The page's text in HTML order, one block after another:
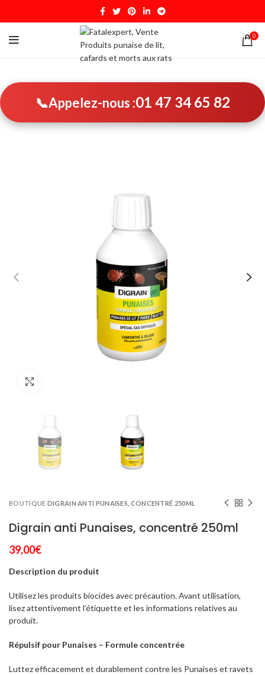
0
📞Appelez-nous :01 47 34 65 82
BOUTIQUE DIGRAIN ANTI PUNAISES, CONCENTRÉ 250ML
Digrain anti Punaises, concentré 250ml
39,00€
Description du produit
Utilisez les produits biocides avec précaution. Avant utilisation,
lisez attentivement l’étiquette et les informations relatives au
produit.
Répulsif pour Punaises – Formule concentrée
Luttez efficacement et durablement contre les Punaises et ravets